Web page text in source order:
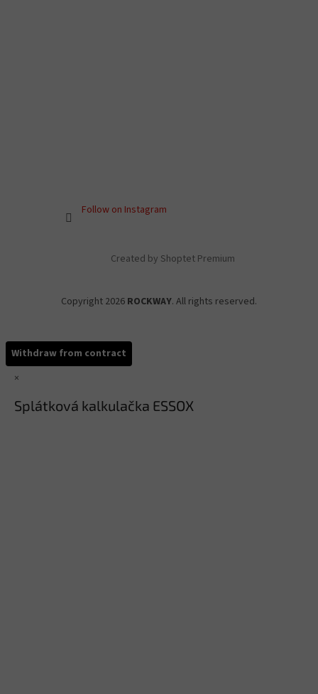
Follow on Instagram
Created by Shoptet Premium
Copyright 2026 ROCKWAY. All rights reserved.
Withdraw from contract
×
Splátková kalkulačka ESSOX